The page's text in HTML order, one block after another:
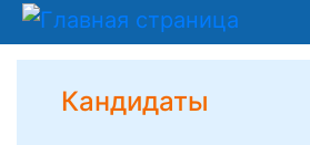
Кандидаты